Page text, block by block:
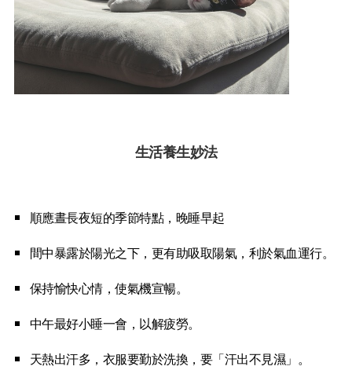
生活養生妙法
順應晝長夜短的季節特點，晚睡早起
間中暴露於陽光之下，更有助吸取陽氣，利於氣血運行。
保持愉快心情，使氣機宣暢。
中午最好小睡一會，以解疲勞。
天熱出汗多，衣服要勤於洗換，要「汗出不見濕」。